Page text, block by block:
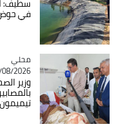
في حوض
Catégorie
محلي
08/2026 - 13:42
وزير
تيميمون